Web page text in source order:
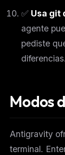
✅ Usa git
agente
pediste
diferencias.
Modos
Antigravity
terminal.